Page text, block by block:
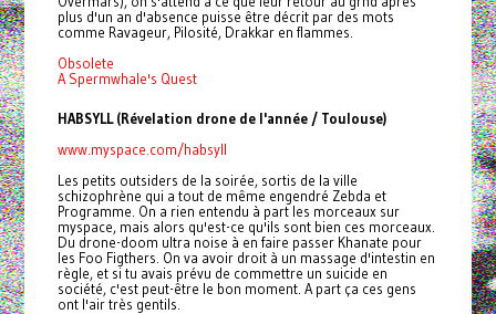
plus d'un an d'absence puisse être décrit par des mots
comme Ravageur, Pilosité, Drakkar en flammes.
Obsolete
A Spermwhale's Quest
HABSYLL (Révelation drone de l'année / Toulouse)
www.myspace.com/habsyll
Les petits outsiders de la soirée, sortis de la ville
schizophrène qui a tout de même engendré Zebda et
Programme. On a rien entendu à part les morceaux sur
myspace, mais alors qu'est-ce qu'ils sont bien ces morceaux.
Du drone-doom ultra noise à en faire passer Khanate pour
les Foo Figthers. On va avoir droit à un massage d'intestin en
règle, et si tu avais prévu de commettre un suicide en
société, c'est peut-être le bon moment. A part ça ces gens
ont l'air très gentils.